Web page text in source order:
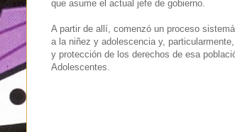
que asume el actual jefe de gobierno.
A partir de allí, comenzó un proceso
a la niñez y adolescencia y,
y protección de los derechos de esa
Adolescentes.